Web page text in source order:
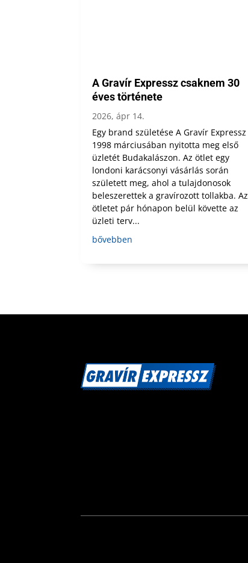
A Gravír Expressz csaknem 30
éves története
2026, ápr 14.
Egy brand születése A Gravír Expressz
1998 márciusában nyitotta meg első
üzletét Budakalászon. Az ötlet egy
londoni karácsonyi vásárlás során
született meg, ahol a tulajdonosok
beleszerettek a gravírozott tollakba. Az
ötletet pár hónapon belül követte az
üzleti terv...
bővebben